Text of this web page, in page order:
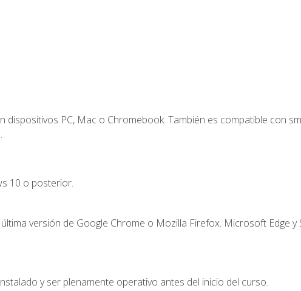
dispositivos PC, Mac o Chromebook. También es compatible con
10 o posterior.
versión de Google Chrome o Mozilla Firefox. Microsoft Edge
y ser plenamente operativo antes del inicio del curso.